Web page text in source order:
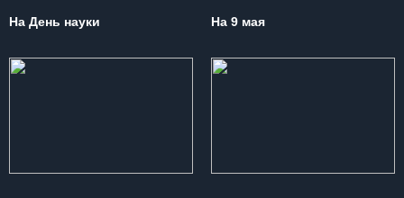
На День науки На 9 мая